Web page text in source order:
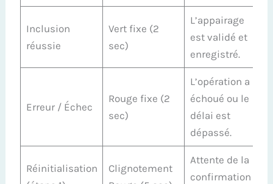
Inclusion
réussie
Vert fixe (2
sec)
L’appairage
est validé et
enregistré.
Erreur / Échec
Rouge fixe (2
sec)
L’opération a
échoué ou le
délai est
dépassé.
Réinitialisation
Clignotement
Attente de la
confirmation